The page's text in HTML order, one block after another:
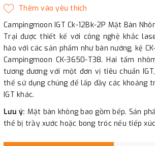
Campingmoon IGT Ck-12Bk-2P Mặt Bàn
Trại được thiết kế với công nghệ khắc
hảo với các sản phẩm như bàn nướng, kệ
Campingmoon CK-3650-T38. Hai tấm
tương đương với một đơn vị tiêu chuẩn
thể sử dụng chúng để lấp đầy các khoảng
IGT khác.
Lưu ý: Mặt bàn không bao gồm bếp. Sản
thể bị trầy xước hoặc bong tróc nếu tiếp